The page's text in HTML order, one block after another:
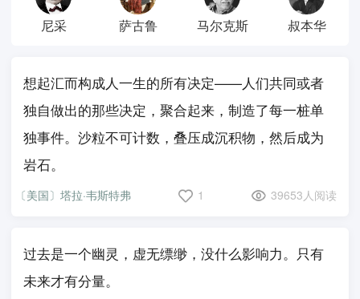
尼采 萨古鲁 马尔克斯 叔本华
想起汇而构成人一生的所有决定——人们共同或者
独自做出的那些决定，聚合起来，制造了每一桩单
独事件。沙粒不可计数，叠压成沉积物，然后成为
岩石。
〔美国〕塔拉·韦斯特弗 1 39653人阅读
过去是一个幽灵，虚无缥缈，没什么影响力。只有
未来才有分量。